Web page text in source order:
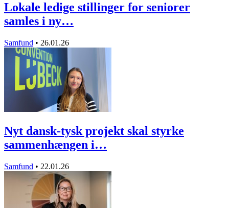
Lokale ledige stillinger for seniorer
samles i ny…
Samfund • 26.01.26
Nyt dansk-tysk projekt skal styrke
sammenhængen i…
Samfund • 22.01.26